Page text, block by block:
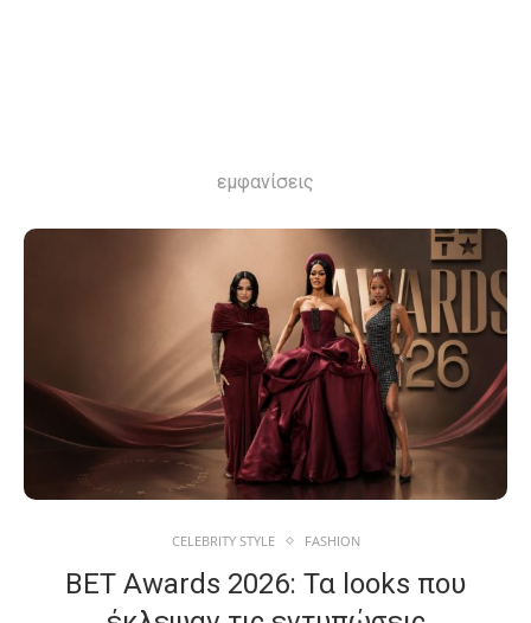
εμφανίσεις
CELEBRITY STYLE FASHION
BET Awards 2026: Τα looks που